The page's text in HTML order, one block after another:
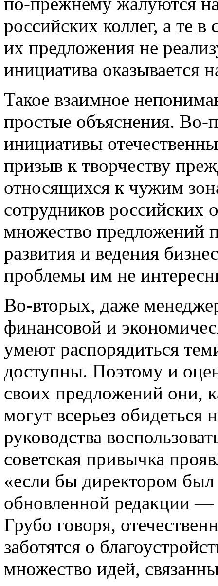
российских коллег, а те
их предложения не
инициатива оказывается
Такое взаимное
простые объяснения. Во-
инициативы
призыв к творчеству
относящихся к чужим
сотрудников российских
множество предложений
развития и ведения
проблемы им не
Во-вторых, даже
финансовой и
умеют распорядиться
доступны. Поэтому и
своих предложений они,
могут всерьез обидеться
руководства
советская привычка
«если бы директором был
обновленной редакции
Грубо говоря,
заботятся о
множество идей,